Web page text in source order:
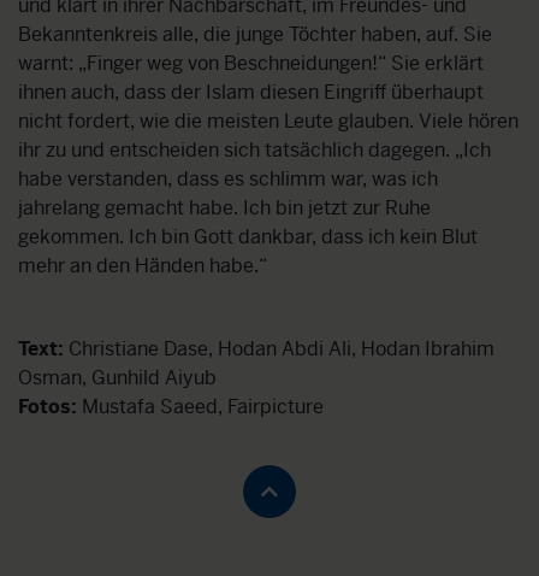
und klärt in ihrer Nachbarschaft, im Freundes- und
Bekanntenkreis alle, die junge Töchter haben, auf. Sie
warnt: „Finger weg von Beschneidungen!“ Sie erklärt
ihnen auch, dass der Islam diesen Eingriff überhaupt
nicht fordert, wie die meisten Leute glauben. Viele hören
ihr zu und entscheiden sich tatsächlich dagegen. „Ich
habe verstanden, dass es schlimm war, was ich
jahrelang gemacht habe. Ich bin jetzt zur Ruhe
gekommen. Ich bin Gott dankbar, dass ich kein Blut
mehr an den Händen habe.“
Text: Christiane Dase, Hodan Abdi Ali, Hodan Ibrahim
Osman, Gunhild Aiyub
Fotos: Mustafa Saeed, Fairpicture